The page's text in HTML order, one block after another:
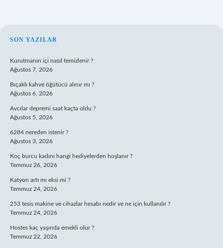
SIDEBAR
SON YAZILAR
Kurutmanın içi nasıl temizlenir ?
Ağustos 7, 2026
Bıçaklı kahve öğütücü alınır mı ?
Ağustos 6, 2026
Avcılar depremi saat kaçta oldu ?
Ağustos 5, 2026
6284 nereden istenir ?
Ağustos 3, 2026
Koç burcu kadını hangi hediyelerden hoşlanır ?
Temmuz 26, 2026
Katyon artı mı eksi mi ?
Temmuz 24, 2026
253 tesis makine ve cihazlar hesabı nedir ve ne için kullanılır ?
Temmuz 24, 2026
Hostes kaç yaşında emekli olur ?
Temmuz 22, 2026